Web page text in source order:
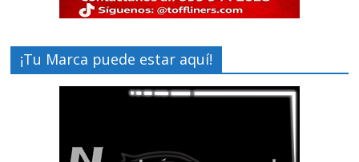
¡Tu Marca puede estar aquí!